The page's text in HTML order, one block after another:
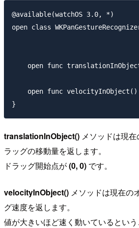
@available(watchOS 3.0, *)
open class
open func
open func
translationInObject() メソッドは現
ラッグの移動量を返します。
ドラッグ開始点が(0, 0) です。
velocityInObject() メソッドは現在の
グ速度を返します。
値が大きいほど速く動いているという